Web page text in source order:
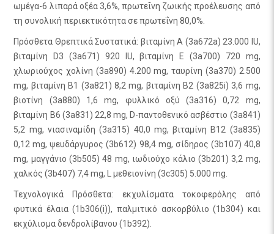
ωμέγα-6 λιπαρά οξέα 3,6%, πρωτεΐνη ζωικής προέλευσης από
τη συνολική περιεκτικότητα σε πρωτεΐνη 80,0%.
Πρόσθετα Θρεπτικά Συστατικά: βιταμίνη A (3a672a) 23.000 IU,
βιταμίνη D3 (3a671) 920 IU, βιταμίνη E (3a700) 720 mg,
χλωριούχος χολίνη (3a890) 4.200 mg, ταυρίνη (3a370) 2.500
mg, βιταμίνη B1 (3a821) 8,2 mg, βιταμίνη B2 (3a825i) 3,6 mg,
βιοτίνη (3a880) 1,6 mg, φυλλικό οξύ (3a316) 0,72 mg,
βιταμίνη B6 (3a831) 22,8 mg, D-παντοθενικό ασβέστιο (3a841)
5,2 mg, νιασιναμίδη (3a315) 40,0 mg, βιταμίνη B12 (3a835)
0,12 mg, ψευδάργυρος (3b612) 98,4 mg, σίδηρος (3b107) 40,8
mg, μαγγάνιο (3b505) 48 mg, ιωδιούχο κάλιο (3b201) 3,2 mg,
χαλκός (3b407) 7,4 mg, L μεθειονίνη (3c305) 5.000 mg.
Τεχνολογικά Πρόσθετα: εκχυλίσματα τοκοφερόλης από
φυτικά έλαια (1b306(i)), παλμιτικό ασκορβύλιο (1b304) και
εκχύλισμα δενδρολίβανου (1b392).